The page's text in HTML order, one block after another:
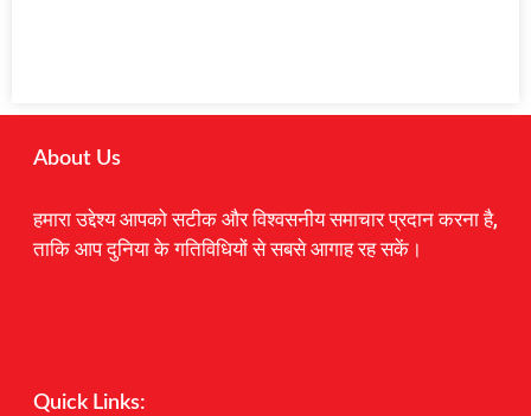
About Us
हमारा उद्देश्य आपको सटीक और विश्वसनीय समाचार प्रदान करना है,
ताकि आप दुनिया के गतिविधियों से सबसे आगाह रह सकें।
Quick Links: